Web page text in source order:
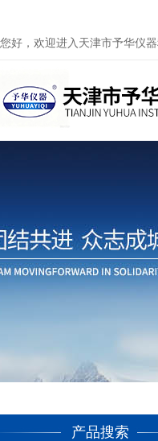
您好，欢迎进入天津市予华仪
产品搜索